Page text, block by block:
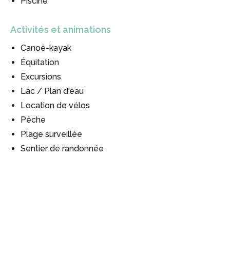
Activités et animations
Canoë-kayak
Équitation
Excursions
Lac / Plan d'eau
Location de vélos
Pêche
Plage surveillée
Sentier de randonnée
#
#